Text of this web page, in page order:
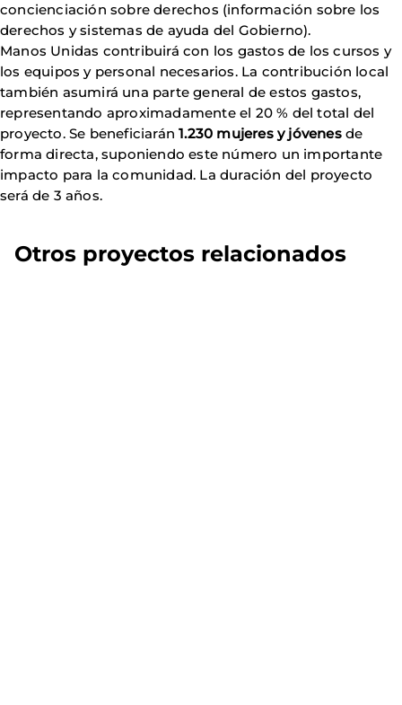
concienciación sobre derechos (información sobre los
derechos y sistemas de ayuda del Gobierno).
Manos Unidas contribuirá con los gastos de los cursos y
los equipos y personal necesarios. La contribución local
también asumirá una parte general de estos gastos,
representando aproximadamente el 20 % del total del
proyecto. Se beneficiarán1.230 mujeres y jóvenesde
forma directa, suponiendo este número un importante
impacto para la comunidad. La duración del proyecto
será de 3 años.
Otros proyectos relacionados